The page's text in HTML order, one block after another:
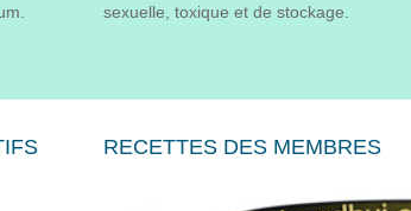
sexuelle, toxique et de stockage.
RECETTES DES MEMBRES